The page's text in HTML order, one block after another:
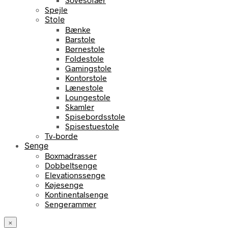
Spejle
Stole
Bænke
Barstole
Børnestole
Foldestole
Gamingstole
Kontorstole
Lænestole
Loungestole
Skamler
Spisebordsstole
Spisestuestole
Tv-borde
Senge
Boxmadrasser
Dobbeltsenge
Elevationssenge
Køjesenge
Kontinentalsenge
Sengerammer
×